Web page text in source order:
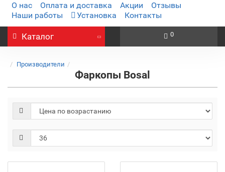
О нас Оплата и доставка Акции
Отзывы
Наши работы
Установка Контакты
Каталог 0
Производители
Фаркопы Bosal